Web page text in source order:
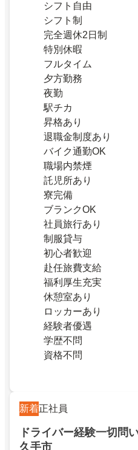
シフト自由
シフト制
完全週休2日制
特別休暇
フルタイム
夕方勤務
夜勤
駅チカ
昇格あり
退職金制度あり
バイク通勤OK
職場内禁煙
託児所あり
寮完備
ブランクOK
社員旅行あり
制服貸与
初心者歓迎
赴任旅費支給
福利厚生充実
休憩室あり
ロッカーあり
経験者優遇
学歴不問
資格不問
新着正社員
ドライバー経験一切問
久手市